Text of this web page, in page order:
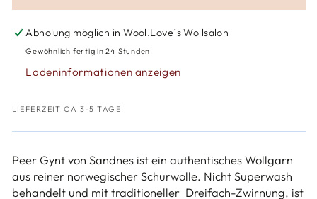
Sandnes
Peer
Gynt
Sandnes
Peer
Gynt
Abholung möglich inWool.Love´s Wollsalon
Gewöhnlich fertig in 24 Stunden
Ladeninformationen anzeigen
LIEFERZEIT CA 3-5 TAGE
Peer Gynt von Sandnes ist ein authentisches Wollgarn
aus reiner norwegischer Schurwolle. Nicht Superwash
behandelt und mit traditioneller Dreifach-Zwirnung, ist